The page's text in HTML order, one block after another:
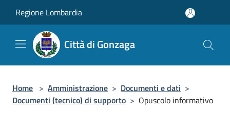
Regione Lombardia
Città di Gonzaga
Home > Amministrazione > Documenti e dati >
Documenti (tecnico) di supporto > Opuscolo informativo